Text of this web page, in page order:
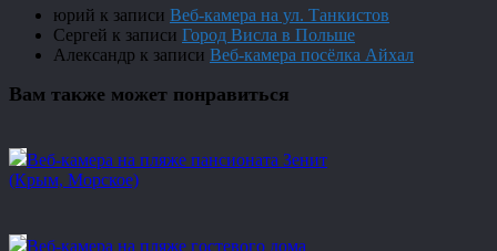
юрий к записи Веб-камера на ул. Танкистов
Сергей к записи Город Висла в Польше
Александр к записи Веб-камера посёлка Айхал
Вам также может понравиться
Веб-камера на пляже пансионата Зенит
(Крым, Морское)
Веб-камера на пляже гостевого дома